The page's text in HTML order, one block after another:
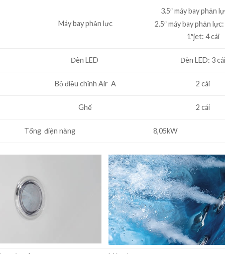
Máy bay phản lực
3.5″ máy bay phản
2.5″ máy bay phản
1″jet: 4 cái
Đèn LED ​ Đèn LED: 3
Bộ điều chỉnh Air A 2 cái
Ghế 2 cái
Tổng điện năng 8,05kW